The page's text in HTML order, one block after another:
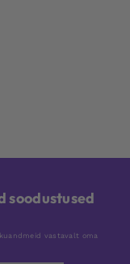
soodustused
vastavalt oma